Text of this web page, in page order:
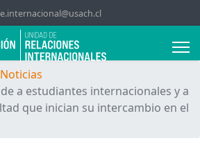
Noticias
a estudiantes internacionales y a
que inician su intercambio en el